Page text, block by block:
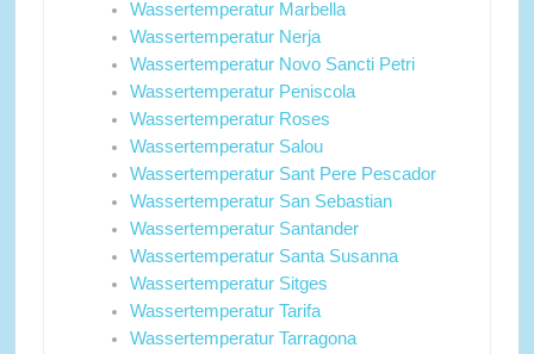
Wassertemperatur Marbella
Wassertemperatur Nerja
Wassertemperatur Novo Sancti Petri
Wassertemperatur Peniscola
Wassertemperatur Roses
Wassertemperatur Salou
Wassertemperatur Sant Pere Pescador
Wassertemperatur San Sebastian
Wassertemperatur Santander
Wassertemperatur Santa Susanna
Wassertemperatur Sitges
Wassertemperatur Tarifa
Wassertemperatur Tarragona